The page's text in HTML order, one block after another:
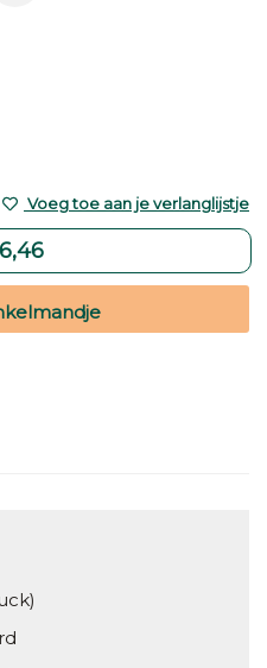
Voeg toe aan je verlanglijstje